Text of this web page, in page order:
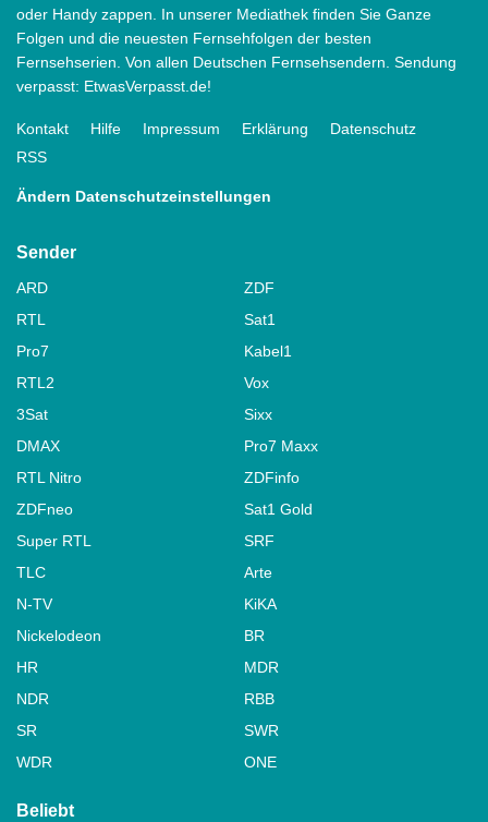
oder Handy zappen. In unserer Mediathek finden Sie Ganze
Folgen und die neuesten Fernsehfolgen der besten
Fernsehserien. Von allen Deutschen Fernsehsendern. Sendung
verpasst: EtwasVerpasst.de!
Kontakt Hilfe Impressum Erklärung
Datenschutz
RSS
Ändern Datenschutzeinstellungen
Sender
ARD
ZDF
RTL
Sat1
Pro7
Kabel1
RTL2
Vox
3Sat
Sixx
DMAX
Pro7 Maxx
RTL Nitro
ZDFinfo
ZDFneo
Sat1 Gold
Super RTL
SRF
TLC
Arte
N-TV
KiKA
Nickelodeon
BR
HR
MDR
NDR
RBB
SR
SWR
WDR
ONE
Beliebt